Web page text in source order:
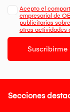
Acepto el
empresarial de
publicitarias
otras actividades
Suscribirme
Secciones